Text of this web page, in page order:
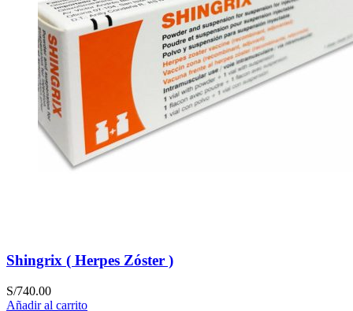
Shingrix ( Herpes Zóster )
S/740.00
Añadir al carrito